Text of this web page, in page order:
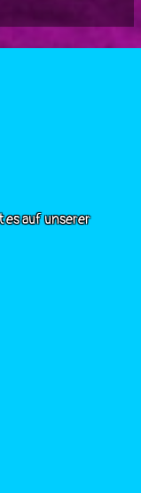
es auf unserer